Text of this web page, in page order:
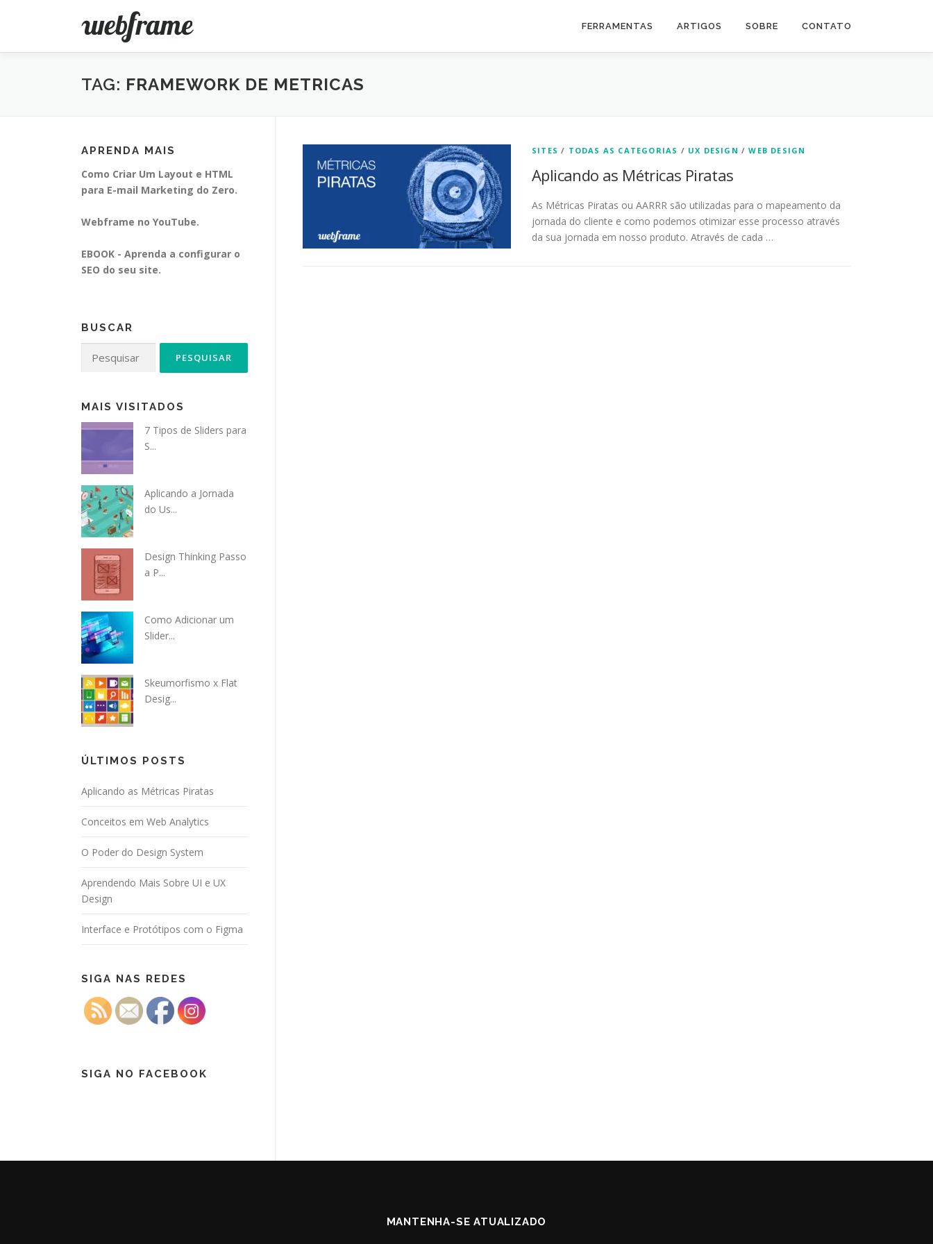
conteúdo
FERRAMENTAS ARTIGOS SOBRE CONTATO
TAG: FRAMEWORK DE METRICAS
SITES / TODAS AS CATEGORIAS / UX DESIGN /WEB DESIGN
Aplicando as Métricas Piratas
As Métricas Piratas ou AARRR são utilizadas para o mapeamento da
jornada do cliente e como podemos otimizar esse processo através
da sua jornada em nosso produto. Através de cada …
APRENDA MAIS
Como Criar Um Layout e HTML
para E-mail Marketing do Zero.
Webframe no YouTube.
EBOOK - Aprenda a configurar o
SEO do seu site.
BUSCAR
por:
MAIS VISITADOS
7 Tipos de Sliders para
S...
Aplicando a Jornada
do Us...
Design Thinking Passo
a P...
Como Adicionar um
Slider...
Skeumorfismo x Flat
Desig...
ÚLTIMOS POSTS
Aplicando as Métricas Piratas
Conceitos em Web Analytics
O Poder do Design System
Aprendendo Mais Sobre UI e UX
Design
Interface e Protótipos com o Figma
SIGA NAS REDES
SIGA NO FACEBOOK
MANTENHA-SE ATUALIZADO